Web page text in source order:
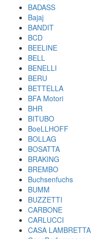
BADASS
Bajaj
BANDIT
BCD
BEELINE
BELL
BENELLI
BERU
BETTELLA
BFA Motori
BHR
BITUBO
BoeLLHOFF
BOLLAG
BOSATTA
BRAKING
BREMBO
Buchsenfuchs
BUMM
BUZZETTI
CARBONE
CARLUCCI
CASA LAMBRETTA